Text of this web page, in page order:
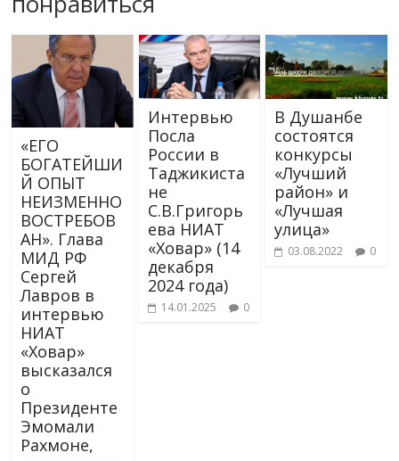
«ЕГО
БОГАТЕЙШИ
Й ОПЫТ
НЕИЗМЕННО
ВОСТРЕБОВ
АН». Глава
МИД РФ
Сергей
Лавров в
интервью
НИАТ
«Ховар»
высказался
о
Президенте
Эмомали
Рахмоне,
Интервью
Посла
России в
Таджикиста
не
С.В.Григорь
ева НИАТ
«Ховар» (14
декабря
2024 года)
14.01.2025 0
В Душанбе
состоятся
конкурсы
«Лучший
район» и
«Лучшая
улица»
03.08.2022 0